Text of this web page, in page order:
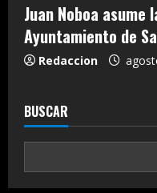
Juan Noboa
Ayuntamiento de
Redaccion
BUSCAR